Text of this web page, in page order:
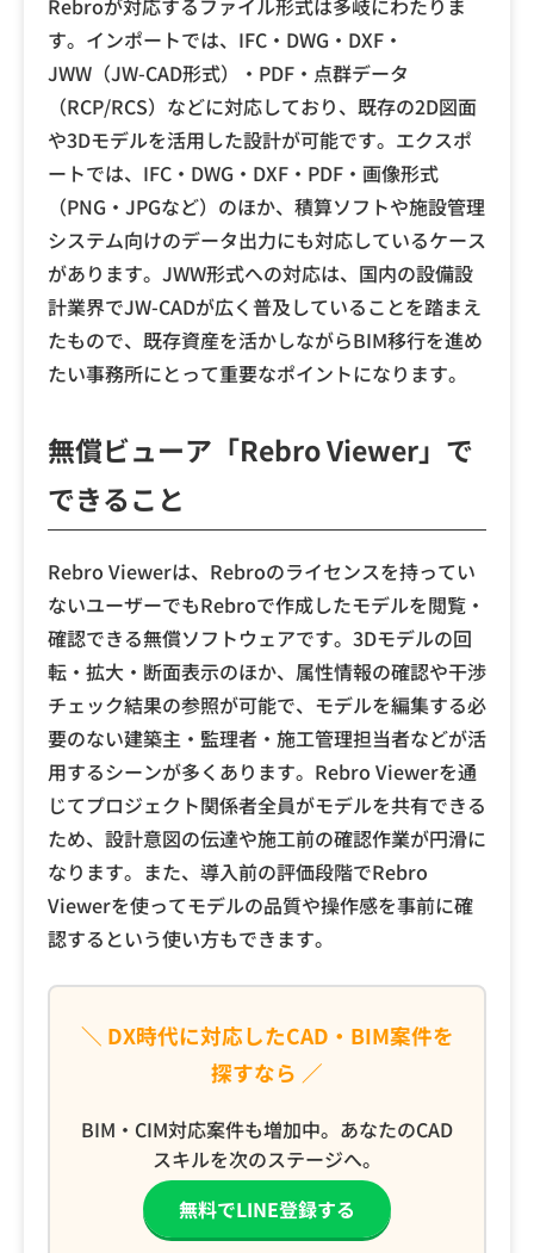
Rebroが対応するファイル形式は多岐にわたりま
す。インポートでは、IFC・DWG・DXF・
JWW（JW-CAD形式）・PDF・点群データ
（RCP/RCS）などに対応しており、既存の2D図面
や3Dモデルを活用した設計が可能です。エクスポ
ートでは、IFC・DWG・DXF・PDF・画像形式
（PNG・JPGなど）のほか、積算ソフトや施設管理
システム向けのデータ出力にも対応しているケース
があります。JWW形式への対応は、国内の設備設
計業界でJW-CADが広く普及していることを踏まえ
たもので、既存資産を活かしながらBIM移行を進め
たい事務所にとって重要なポイントになります。
無償ビューア「Rebro Viewer」で
できること
Rebro Viewerは、Rebroのライセンスを持ってい
ないユーザーでもRebroで作成したモデルを閲覧・
確認できる無償ソフトウェアです。3Dモデルの回
転・拡大・断面表示のほか、属性情報の確認や干渉
チェック結果の参照が可能で、モデルを編集する必
要のない建築主・監理者・施工管理担当者などが活
用するシーンが多くあります。Rebro Viewerを通
じてプロジェクト関係者全員がモデルを共有できる
ため、設計意図の伝達や施工前の確認作業が円滑に
なります。また、導入前の評価段階でRebro
Viewerを使ってモデルの品質や操作感を事前に確
認するという使い方もできます。
＼ DX時代に対応したCAD・BIM案件を
探すなら ／
BIM・CIM対応案件も増加中。あなたのCAD
スキルを次のステージへ。
無料でLINE登録する